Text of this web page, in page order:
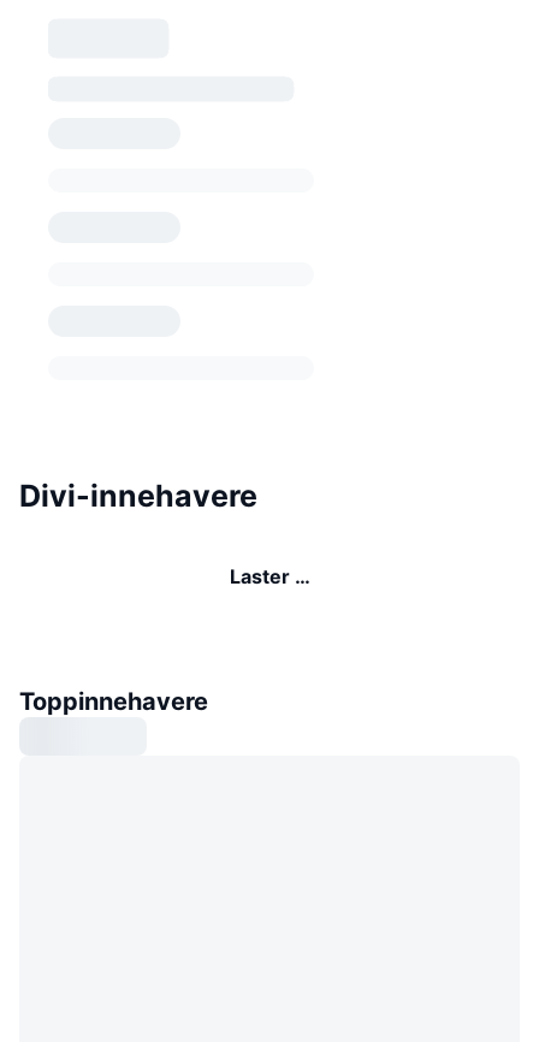
Divi-innehavere
Laster …
Toppinnehavere